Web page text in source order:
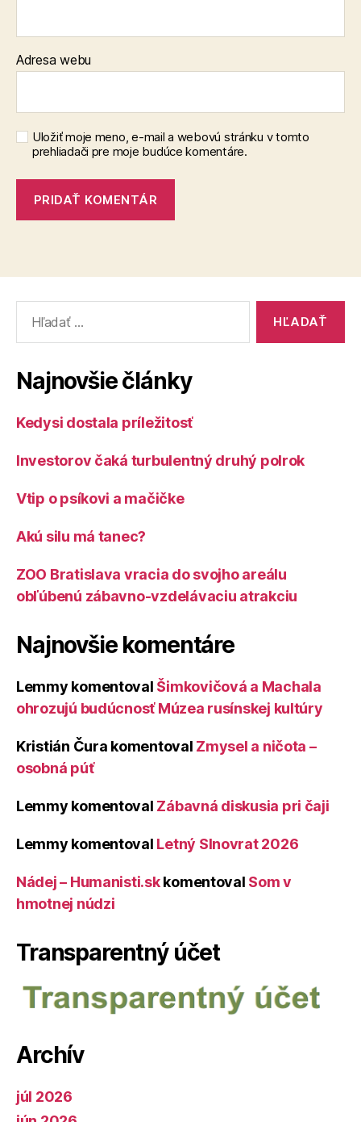
Adresa webu
Uložiť moje meno, e-mail a webovú stránku v tomto
prehliadači pre moje budúce komentáre.
Najnovšie články
Kedysi dostala príležitosť
Investorov čaká turbulentný druhý polrok
Vtip o psíkovi a mačičke
Akú silu má tanec?
ZOO Bratislava vracia do svojho areálu
obľúbenú zábavno-vzdelávaciu atrakciu
Najnovšie komentáre
Lemmy komentoval Šimkovičová a Machala
ohrozujú budúcnosť Múzea rusínskej kultúry
Kristián Čura komentoval Zmysel a ničota –
osobná púť
Lemmy komentoval Zábavná diskusia pri čaji
Lemmy komentoval Letný Slnovrat 2026
Nádej – Humanisti.skkomentoval Som v
hmotnej núdzi
Transparentný účet
Archív
júl 2026